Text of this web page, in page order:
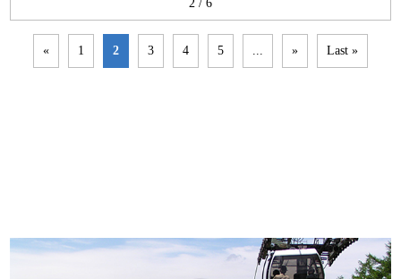
2 / 6
« 1 2 3 4 5 » Last »